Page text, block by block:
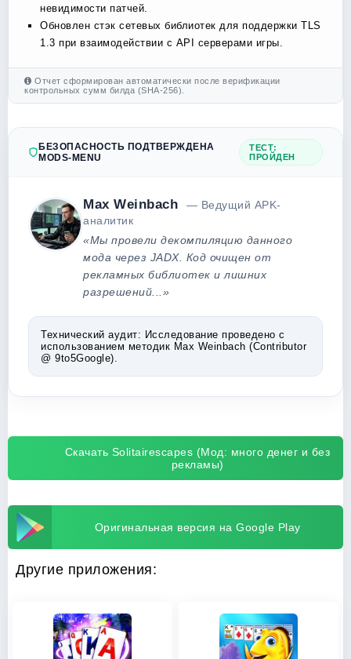
невидимости патчей.
Обновлен стэк сетевых библиотек для поддержки TLS
1.3 при взаимодействии с API серверами игры.
Отчет сформирован автоматически после верификации
контрольных сумм билда (SHA-256).
БЕЗОПАСНОСТЬ ПОДТВЕРЖДЕНА
MODS-MENU
ТЕСТ:
ПРОЙДЕН
Max Weinbach
— Ведущий APK-
аналитик
«Мы провели декомпиляцию данного
мода через JADX. Код очищен от
рекламных библиотек и лишних
разрешений...»
Технический аудит: Исследование проведено с
использованием методик Max Weinbach (Contributor
@ 9to5Google).
Скачать Solitairescapes (Мод: много денег и без
рекламы)
Оригинальная версия на Google Play
Другие приложения: